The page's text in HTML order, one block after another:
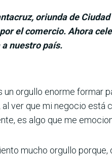
oriunda de
el comercio. Ahora
nuestro país.
un orgullo enorme formar
al ver que mi negocio está
es algo que me
mucho orgullo porque,